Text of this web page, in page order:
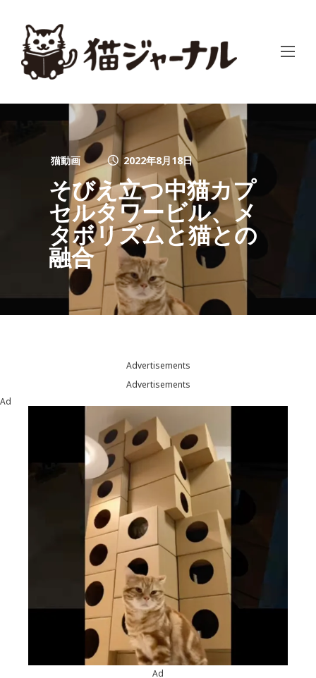
猫動画 2022年8月18日
そびえ立つ中猫カプ
セルタワービル、メ
タボリズムと猫との
融合
Advertisements
Advertisements
Ad
Ad